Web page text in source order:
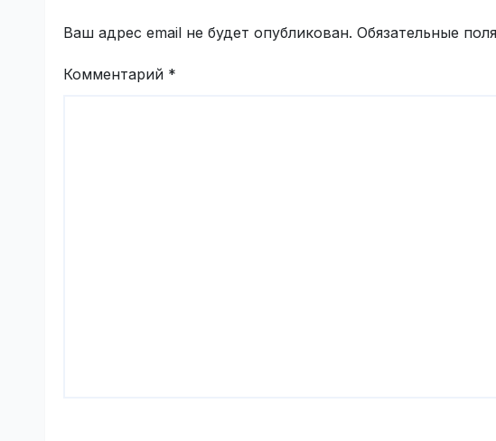
Ваш адрес email не будет опубликован. Обязательные
Комментарий *